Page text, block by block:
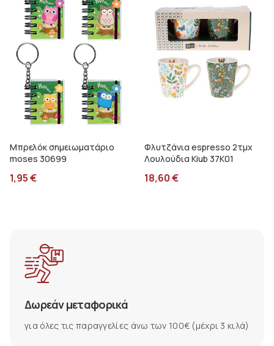
Μπρελόκ σημειωματάριο
moses 30699
1,95€
Φλυτζάνια espresso 2τμχ
Λουλούδια Kiub 37K01
18,60€
Δωρεάν μεταφορικά
για όλες τις παραγγελίες άνω των 100€ (μέχρι 3 κιλά)